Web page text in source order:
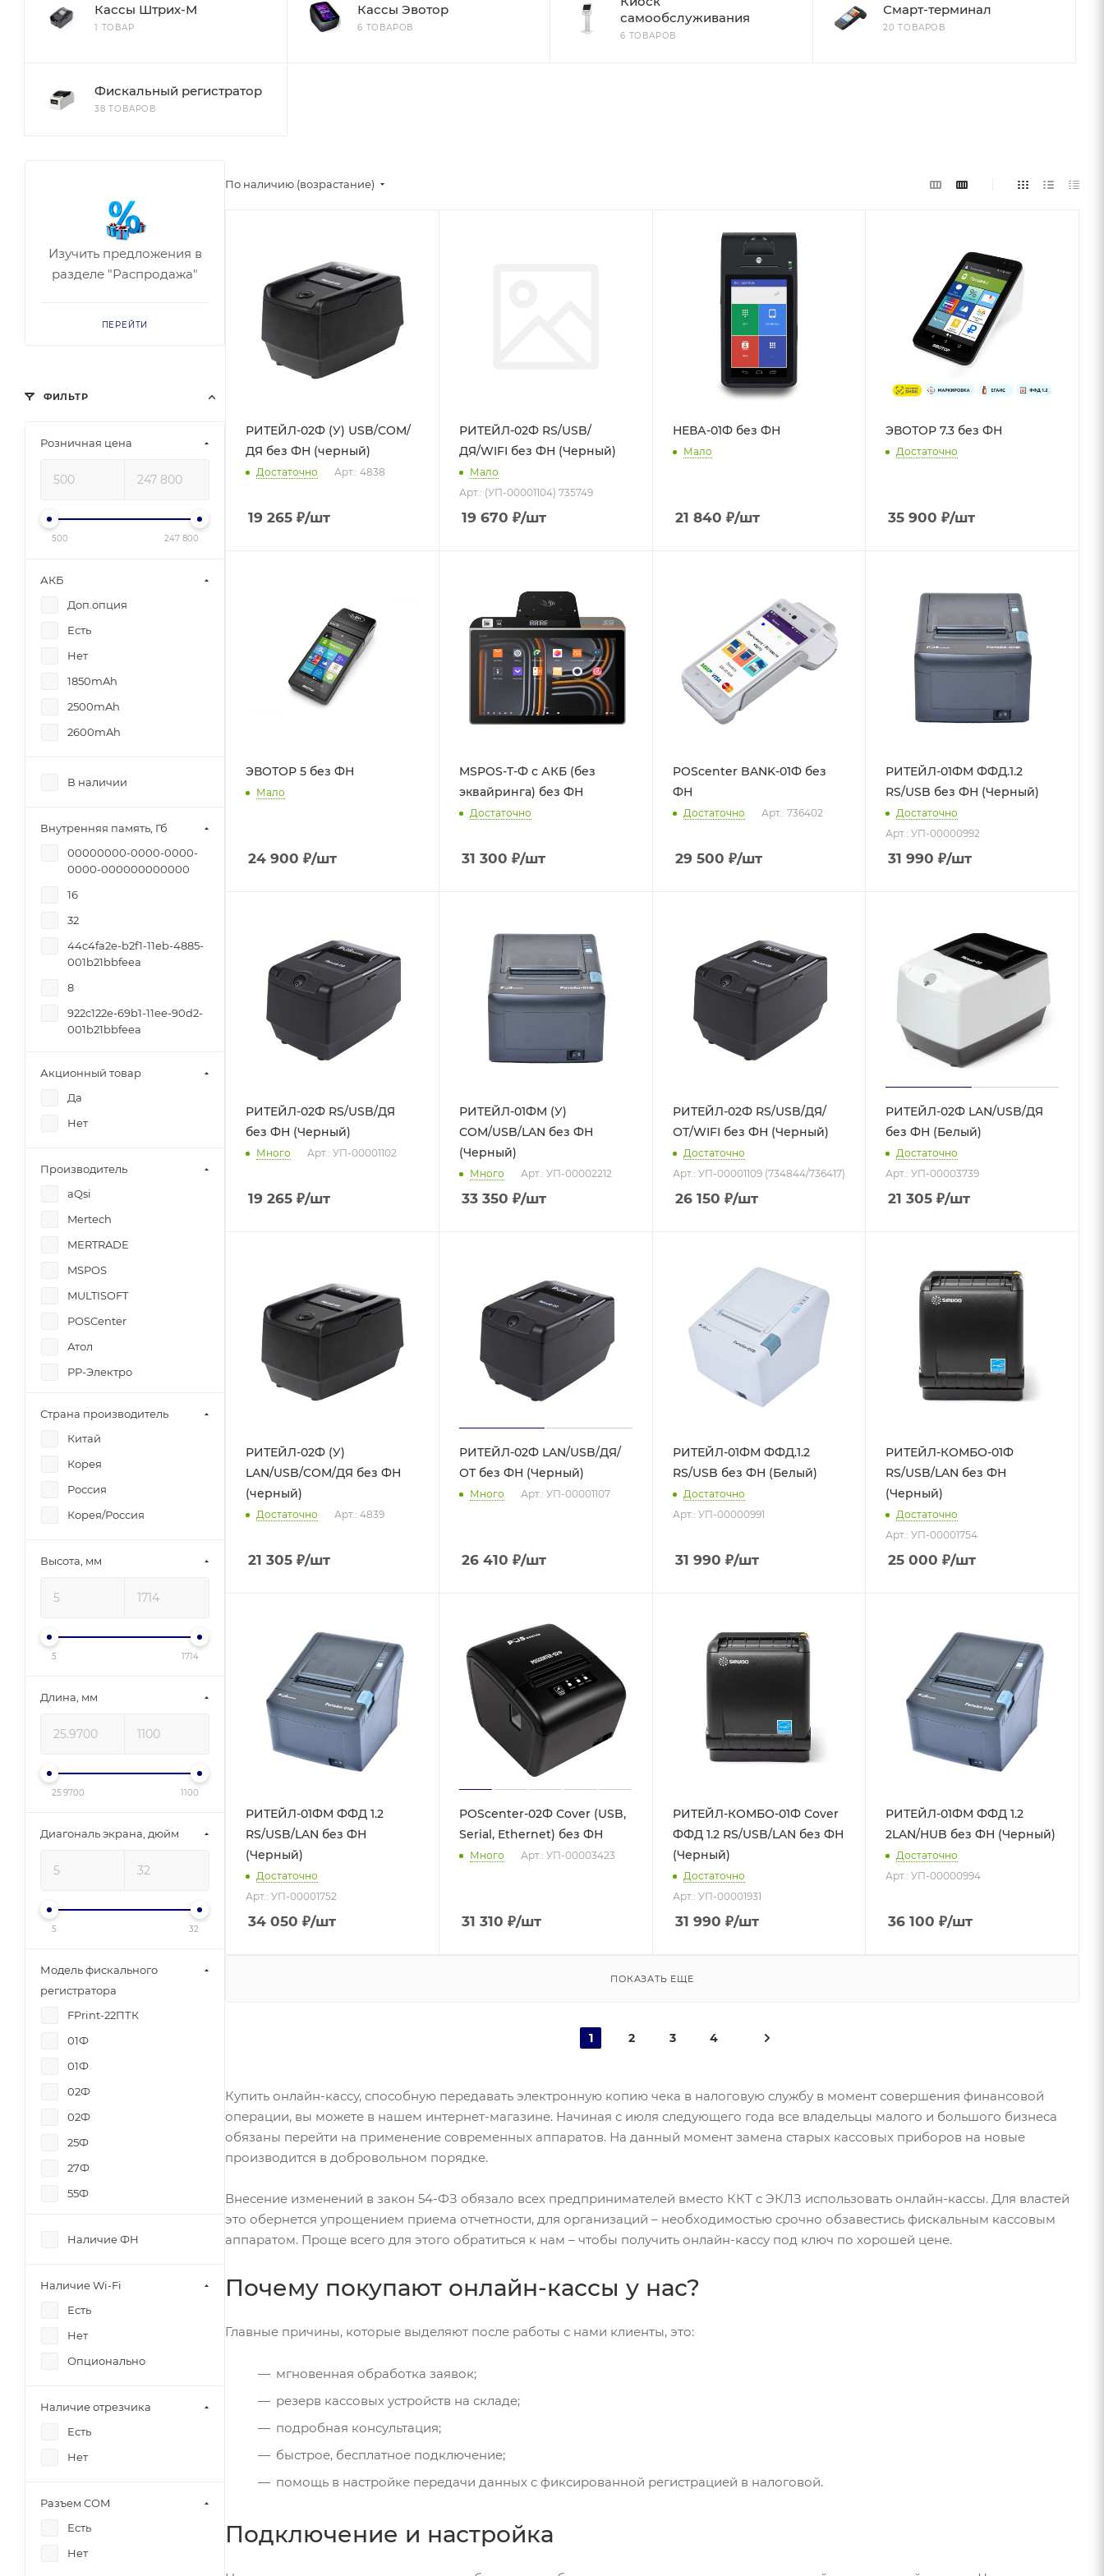
Кассы Штрих-М
1 ТОВАР
Кассы Эвотор
6 ТОВАРОВ
самообслуживания
6 ТОВАРОВ
Смарт-терминал
20 ТОВАРОВ
Фискальный регистратор
38 ТОВАРОВ
По наличию (возрастание)
РИТЕЙЛ-02Ф (У) USB/COM/
ДЯ без ФН (черный)
Достаточно Арт.: 4838
19 265 ₽/шт
РИТЕЙЛ-02Ф RS/USB/
ДЯ/WIFI без ФН (Черный)
Мало
Арт.: (УП-00001104) 735749
19 670 ₽/шт
НЕВА-01Ф без ФН
Мало
21 840 ₽/шт
ЭВОТОР 7.3 без ФН
Достаточно
35 900 ₽/шт
ЭВОТОР 5 без ФН
Мало
24 900 ₽/шт
MSPOS-T-Ф с АКБ (без
эквайринга) без ФН
Достаточно
31 300 ₽/шт
POScenter BANK-01Ф без
ФН
Достаточно Арт.: 736402
29 500 ₽/шт
РИТЕЙЛ-01ФМ ФФД.1.2
RS/USB без ФН (Черный)
Достаточно
Арт.: УП-00000992
31 990 ₽/шт
РИТЕЙЛ-02Ф RS/USB/ДЯ
без ФН (Черный)
Много Арт.: УП-00001102
19 265 ₽/шт
РИТЕЙЛ-01ФM (У)
COM/USB/LAN без ФН
(Черный)
Много Арт.: УП-00002212
33 350 ₽/шт
РИТЕЙЛ-02Ф RS/USB/ДЯ/
ОТ/WIFI без ФН (Черный)
Достаточно
Арт.: УП-00001109 (734844/736417)
26 150 ₽/шт
РИТЕЙЛ-02Ф LAN/USB/ДЯ
без ФН (Белый)
Достаточно
Арт.: УП-00003739
21 305 ₽/шт
РИТЕЙЛ-02Ф (У)
LAN/USB/COM/ДЯ без ФН
(черный)
Достаточно Арт.: 4839
21 305 ₽/шт
РИТЕЙЛ-02Ф LAN/USB/ДЯ/
ОТ без ФН (Черный)
Много Арт.: УП-00001107
26 410 ₽/шт
РИТЕЙЛ-01ФМ ФФД.1.2
RS/USB без ФН (Белый)
Достаточно
Арт.: УП-00000991
31 990 ₽/шт
РИТЕЙЛ-КОМБО-01Ф
RS/USB/LAN без ФН
(Черный)
Достаточно
Арт.: УП-00001754
25 000 ₽/шт
РИТЕЙЛ-01ФМ ФФД 1.2
RS/USB/LAN без ФН
(Черный)
Достаточно
Арт.: УП-00001752
34 050 ₽/шт
POScenter-02Ф Cover (USB,
Serial, Ethernet) без ФН
Много Арт.: УП-00003423
31 310 ₽/шт
РИТЕЙЛ-КОМБО-01Ф Cover
ФФД 1.2 RS/USB/LAN без ФН
(Черный)
Достаточно
Арт.: УП-00001931
31 990 ₽/шт
РИТЕЙЛ-01ФМ ФФД 1.2
2LAN/HUB без ФН (Черный)
Достаточно
Арт.: УП-00000994
36 100 ₽/шт
ПОКАЗАТЬ ЕЩЕ
1 2 3 4
Купить онлайн-кассу, способную передавать электронную копию чека в налоговую службу в момент совершения финансовой
операции, вы можете в нашем интернет-магазине. Начиная с июля следующего года все владельцы малого и большого бизнеса
обязаны перейти на применение современных аппаратов. На данный момент замена старых кассовых приборов на новые
производится в добровольном порядке.
Внесение изменений в закон 54-ФЗ обязало всех предпринимателей вместо ККТ с ЭКЛЗ использовать онлайн-кассы. Для властей
это обернется упрощением приема отчетности, для организаций – необходимостью срочно обзавестись фискальным кассовым
аппаратом. Проще всего для этого обратиться к нам – чтобы получить онлайн-кассу под ключ по хорошей цене.
Почему покупают онлайн-кассы у нас?
Главные причины, которые выделяют после работы с нами клиенты, это:
мгновенная обработка заявок;
резерв кассовых устройств на складе;
подробная консультация;
быстрое, бесплатное подключение;
помощь в настройке передачи данных с фиксированной регистрацией в налоговой.
Подключение и настройка
Изучить предложения в
разделе "Распродажа"
ПЕРЕЙТИ
ФИЛЬТР
Розничная цена
500 247 800
АКБ
Доп.опция
Есть
Нет
1850mAh
2500mAh
2600mAh
В наличии
Внутренняя память, Гб
00000000-0000-0000-
0000-000000000000
16
32
44c4fa2e-b2f1-11eb-4885-
001b21bbfeea
8
922c122e-69b1-11ee-90d2-
001b21bbfeea
9c69b4645bb1
Акционный товар
Да
Нет
Производитель
aQsi
Mertech
MERTRADE
MSPOS
MULTISOFT
POSCenter
Атол
РР-Электро
Эвотор
Страна производитель
Китай
Корея
Россия
Корея/Россия
Высота, мм
5 1714
Длина, мм
25.9700 1100
Диагональ экрана, дюйм
5 32
Модель фискального
регистратора
FPrint-22ПТК
01Ф
01Ф
02Ф
02Ф
25Ф
27Ф
55Ф
КОМБО
Наличие ФН
Наличие Wi-Fi
Есть
Нет
Опционально
Наличие отрезчика
Есть
Нет
Разъем COM
Есть
Нет